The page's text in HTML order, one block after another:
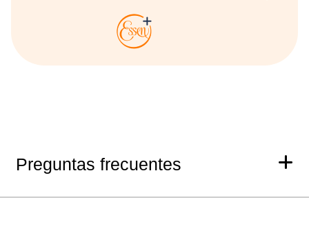
Preguntas frecuentes